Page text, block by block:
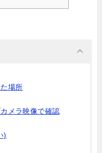
場所
メラ映像で確認
)